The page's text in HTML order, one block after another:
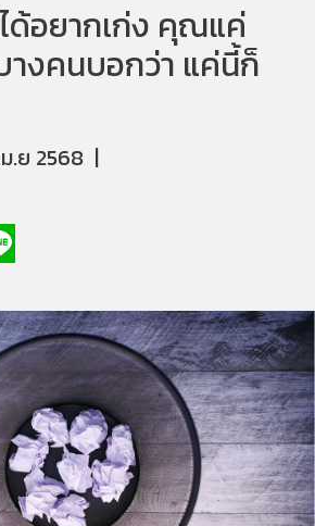
ด้อยากเก่ง คุณแค่
างคนบอกว่า แค่นี้ก็
.ย 2568 |